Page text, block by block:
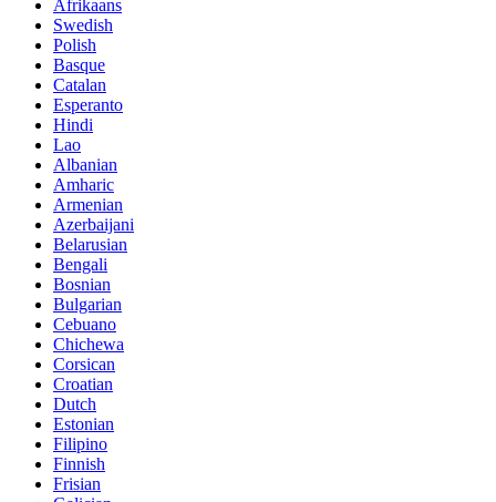
Afrikaans
Swedish
Polish
Basque
Catalan
Esperanto
Hindi
Lao
Albanian
Amharic
Armenian
Azerbaijani
Belarusian
Bengali
Bosnian
Bulgarian
Cebuano
Chichewa
Corsican
Croatian
Dutch
Estonian
Filipino
Finnish
Frisian